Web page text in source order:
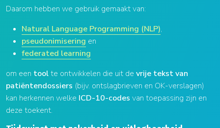
Daarom hebben we gebruik gemaakt van:
Natural Language Programming (NLP),
pseudonimisering en
federated learning
om een toolte ontwikkelen die uit de vrije tekst van
patiëntendossiers (bijv. ontslagbrieven en OK-verslagen)
kan herkennen welke ICD-10-codes van toepassing zijn en
deze toekent.